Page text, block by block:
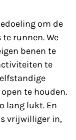
om de
runnen. We
benen te
te
te houden.
lang lukt. En
vrijwilliger in,